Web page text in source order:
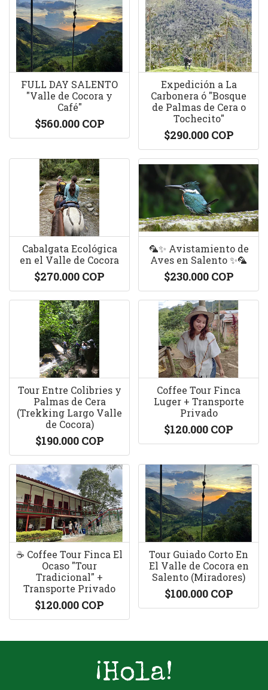
FULL DAY SALENTO
"Valle de Cocora y
Café"
$560.000 COP
Expedición a La
Carbonera ó "Bosque
de Palmas de Cera o
Tochecito"
$290.000 COP
Cabalgata Ecológica
en el Valle de Cocora
$270.000 COP
🦜✨ Avistamiento de
Aves en Salento ✨🦜
$230.000 COP
Tour Entre Colibries y
Palmas de Cera
(Trekking Largo Valle
de Cocora)
$190.000 COP
Coffee Tour Finca
Luger + Transporte
Privado
$120.000 COP
☕️ Coffee Tour Finca El
Ocaso "Tour
Tradicional" +
Transporte Privado
$120.000 COP
Tour Guiado Corto En
El Valle de Cocora en
Salento (Miradores)
$100.000 COP
¡Hola!